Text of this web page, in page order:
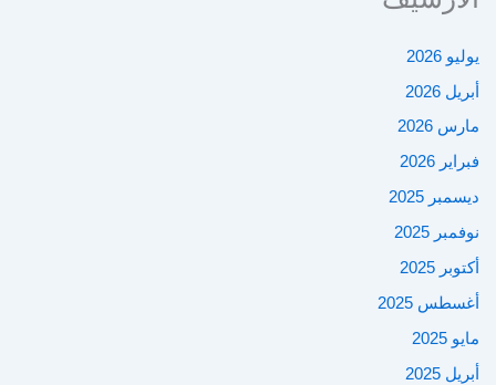
يوليو 2026
أبريل 2026
مارس 2026
فبراير 2026
ديسمبر 2025
نوفمبر 2025
أكتوبر 2025
أغسطس 2025
مايو 2025
أبريل 2025